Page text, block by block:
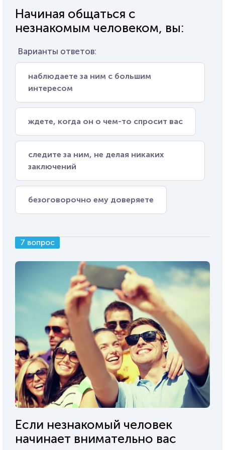
Начиная общаться с
незнакомым человеком, вы:
Варианты ответов:
наблюдаете за ним с большим
интересом
ждете, когда он о чем-то спросит вас
следите за ним, не делая никаких
заключений
безоговорочно ему доверяете
7 вопрос
Если незнакомый человек
начинает внимательно вас